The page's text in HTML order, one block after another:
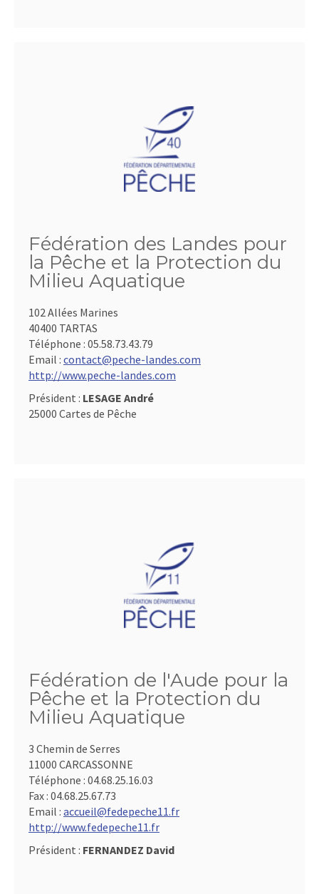
Fédération des Landes pour
la Pêche et la Protection du
Milieu Aquatique
102 Allées Marines
40400 TARTAS
Téléphone : 05.58.73.43.79
Email : contact@peche-landes.com
http://www.peche-landes.com
Président : LESAGE André
25000 Cartes de Pêche
Fédération de l'Aude pour la
Pêche et la Protection du
Milieu Aquatique
3 Chemin de Serres
11000 CARCASSONNE
Téléphone : 04.68.25.16.03
Fax : 04.68.25.67.73
Email : accueil@fedepeche11.fr
http://www.fedepeche11.fr
Président : FERNANDEZ David